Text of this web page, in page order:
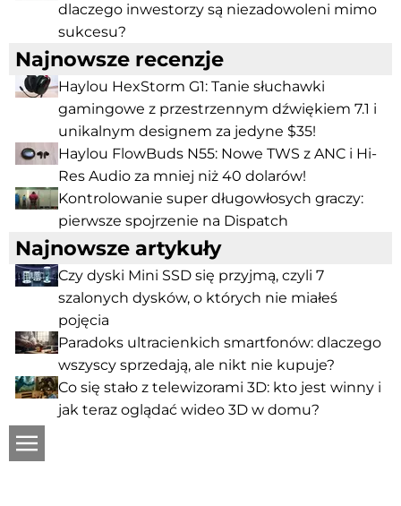
dlaczego inwestorzy są niezadowoleni mimo
sukcesu?
Najnowsze recenzje
Haylou HexStorm G1: Tanie słuchawki
gamingowe z przestrzennym dźwiękiem 7.1 i
unikalnym designem za jedyne $35!
Haylou FlowBuds N55: Nowe TWS z ANC i Hi-
Res Audio za mniej niż 40 dolarów!
Kontrolowanie super długowłosych graczy:
pierwsze spojrzenie na Dispatch
Najnowsze artykuły
Czy dyski Mini SSD się przyjmą, czyli 7
szalonych dysków, o których nie miałeś
pojęcia
Paradoks ultracienkich smartfonów: dlaczego
wszyscy sprzedają, ale nikt nie kupuje?
Co się stało z telewizorami 3D: kto jest winny i
jak teraz oglądać wideo 3D w domu?